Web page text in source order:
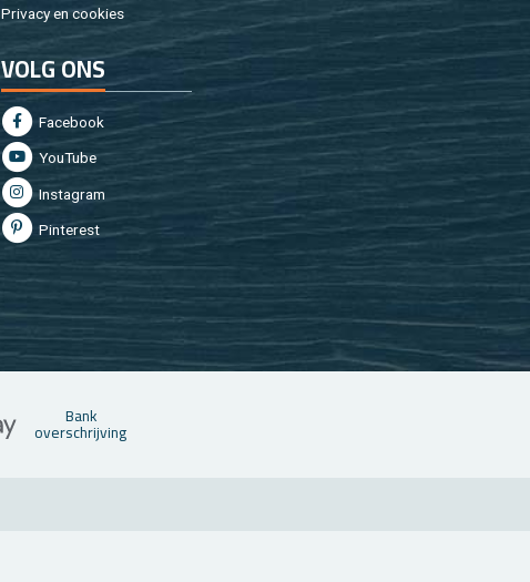
Pri­va­cy en coo­kies
VOLG ONS
Fa­cebook
You­Tu­be
In­st­agram
Pin­te­rest
Bank
over­schrij­ving